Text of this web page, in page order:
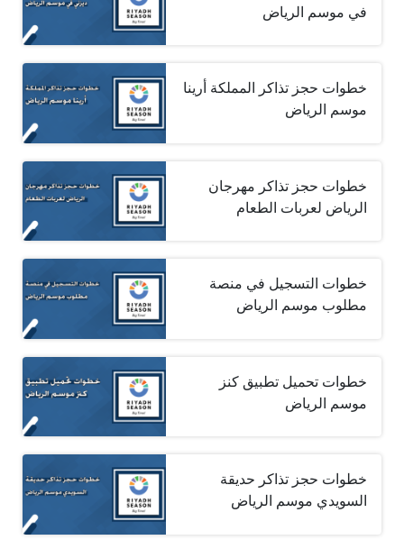
في موسم الرياض
خطوات حجز تذاكر المملكة أرينا
موسم الرياض
خطوات حجز تذاكر مهرجان
الرياض لعربات الطعام
خطوات التسجيل في منصة
مطلوب موسم الرياض
خطوات تحميل تطبيق كنز
موسم الرياض
خطوات حجز تذاكر حديقة
السويدي موسم الرياض